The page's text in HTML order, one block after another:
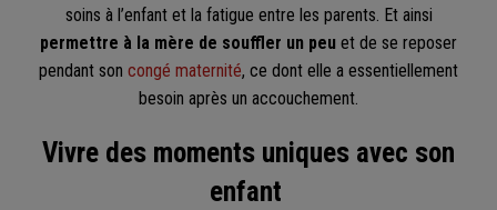
soins à l’enfant et la fatigue entre les parents. Et ainsi
permettre à la mère de souffler un peu et de se reposer
pendant son congé maternité, ce dont elle a essentiellement
besoin après un accouchement.
Vivre des moments uniques avec son
enfant